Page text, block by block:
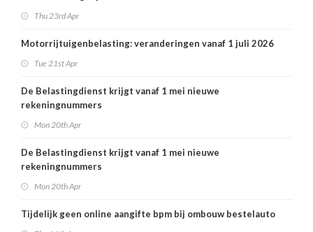
Thu 23rd Apr
Motorrijtuigenbelasting: veranderingen vanaf 1 juli 2026
Tue 21st Apr
De Belastingdienst krijgt vanaf 1 mei nieuwe
rekeningnummers
Mon 20th Apr
De Belastingdienst krijgt vanaf 1 mei nieuwe
rekeningnummers
Mon 20th Apr
Tijdelijk geen online aangifte bpm bij ombouw bestelauto